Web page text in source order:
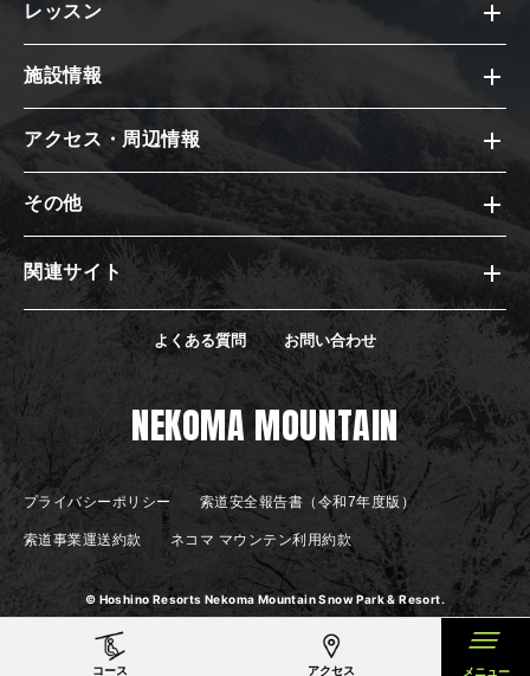
コース アクセス メニュー
レッスン
施設情報
アクセス・周辺情報
その他
関連サイト
よくある質問 お問い合わせ
NEKOMA MOUNTAIN
プライバシーポリシー 索道安全報告書（令和7年度版）
索道事業運送約款 ネコマ マウンテン利用約款
© Hoshino Resorts Nekoma Mountain Snow Park & Resort.